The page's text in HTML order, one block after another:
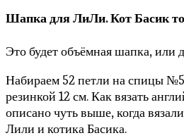
Шапка для ЛиЛи. Кот Басик
Это будет объёмная шапка, или
Набираем 52 петли на спицы
резинкой 12 см. Как вязать
описано чуть выше, когда
Лили и котика Басика.